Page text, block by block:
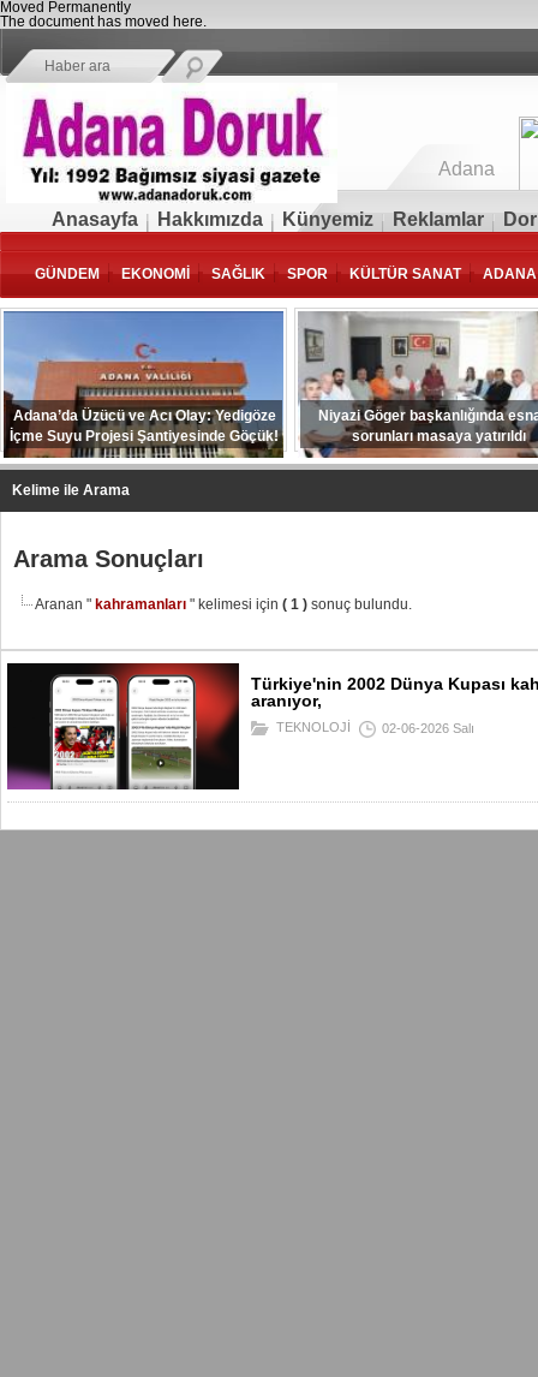
Moved Permanently
The document has moved here.
Adana
Anasayfa Hakkımızda Künyemiz Reklamlar
GÜNDEM EKONOMİ SAĞLIK SPOR KÜLTÜR SANAT ADANA
Adana’da Üzücü ve Acı Olay: Yedigöze
İçme Suyu Projesi Şantiyesinde Göçük!
Niyazi Göger başkanlığında
sorunları masaya yatırıldı
Kelime ile Arama
Arama Sonuçları
Aranan " kahramanları " kelimesi için ( 1 ) sonuç bulundu.
Türkiye'nin 2002 Dünya Kupası
aranıyor,
TEKNOLOJİ 02-06-2026 Salı